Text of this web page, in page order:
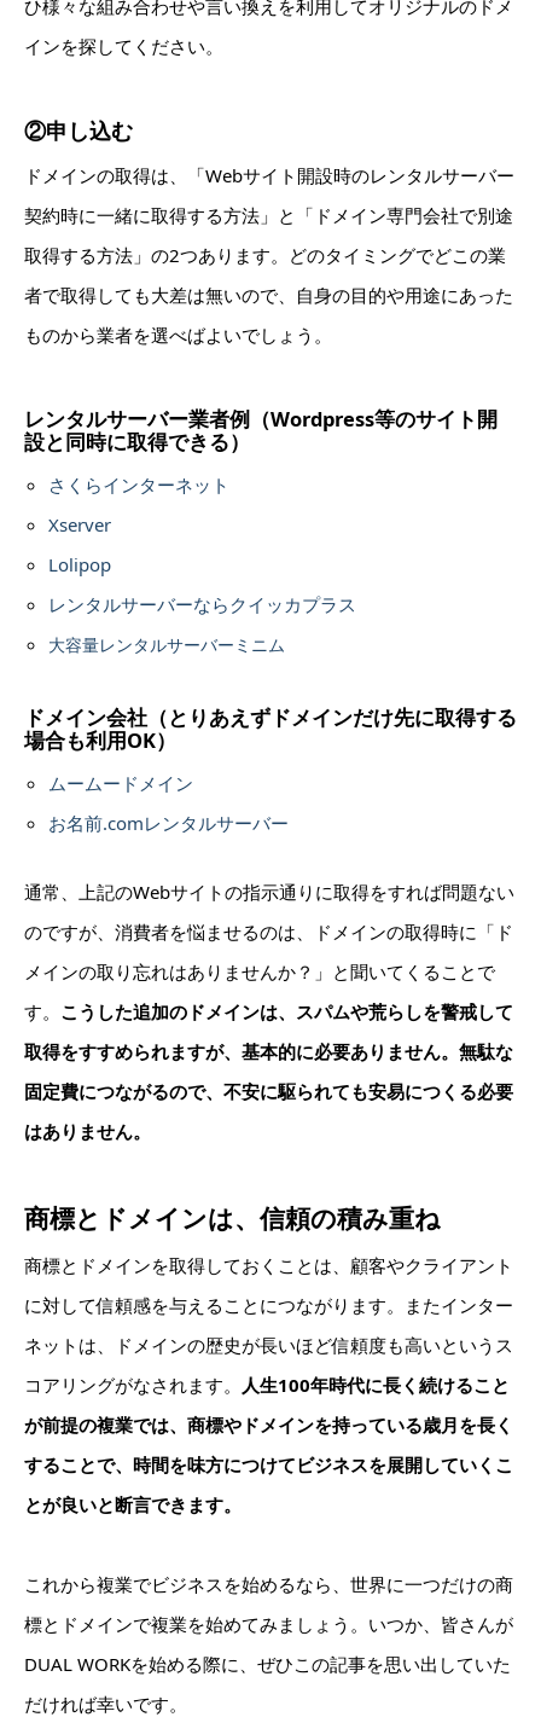
ひ様々な組み合わせや言い換えを利用してオリジナルのドメ
インを探してください。
②申し込む
ドメインの取得は、「Webサイト開設時のレンタルサーバー
契約時に一緒に取得する方法」と「ドメイン専門会社で別途
取得する方法」の2つあります。どのタイミングでどこの業
者で取得しても大差は無いので、自身の目的や用途にあった
ものから業者を選べばよいでしょう。
レンタルサーバー業者例（Wordpress等のサイト開
設と同時に取得できる）
さくらインターネット
Xserver
Lolipop
レンタルサーバーならクイッカプラス
大容量レンタルサーバーミニム
ドメイン会社（とりあえずドメインだけ先に取得する
場合も利用OK）
ムームードメイン
お名前.comレンタルサーバー
通常、上記のWebサイトの指示通りに取得をすれば問題ない
のですが、消費者を悩ませるのは、ドメインの取得時に「ド
メインの取り忘れはありませんか？」と聞いてくることで
す。 こうした追加のドメインは、スパムや荒らしを警戒して
取得をすすめられますが、基本的に必要ありません。無駄な
固定費につながるので、不安に駆られても安易につくる必要
はありません。
商標とドメインは、信頼の積み重ね
商標とドメインを取得しておくことは、顧客やクライアント
に対して信頼感を与えることにつながります。またインター
ネットは、ドメインの歴史が長いほど信頼度も高いというス
コアリングがなされます。
人生100年時代に長く続けること
が前提の複業では、商標やドメインを持っている歳月を長く
することで、時間を味方につけてビジネスを展開していくこ
とが良いと断言できます。
これから複業でビジネスを始めるなら、世界に一つだけの商
標とドメインで複業を始めてみましょう。いつか、皆さんが
DUAL WORKを始める際に、ぜひこの記事を思い出していた
だければ幸いです。